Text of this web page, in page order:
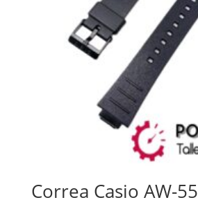
Correa Casio AW-55